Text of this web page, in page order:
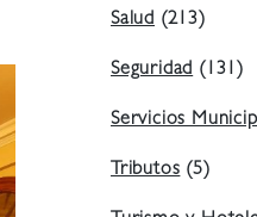
Salud (213)
Seguridad(131)
Servicios
Tributos(5)